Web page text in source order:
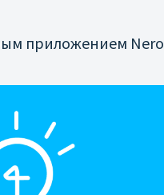
приложением Nero